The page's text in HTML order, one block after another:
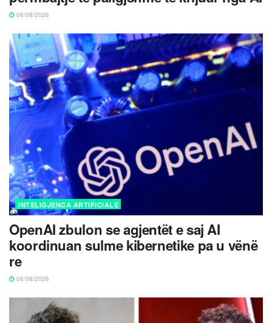
06/08/2026
INTELIGJENCA ARTIFICIALE
OpenAI zbulon se agjentët e saj AI
koordinuan sulme kibernetike pa u vënë
re
06/08/2026